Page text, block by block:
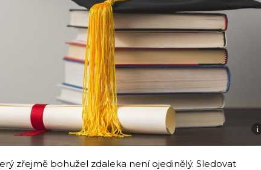
i
zřejmě bohužel zdaleka není ojedinělý. Sledovat